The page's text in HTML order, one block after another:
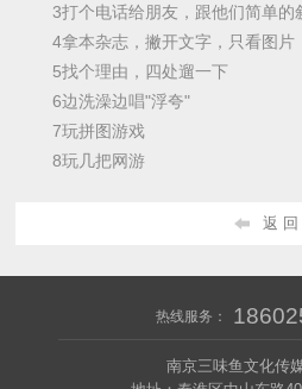
3打个电话给朋友，跟他们简单的
4拿本杂志，撇开文字，只看图片
5找个理由，四处遛一下
6边洗澡边唱"浮夸"
7玩拼图游戏
8玩几把网游
返 回
热线服务：
南京三味鱼文化传